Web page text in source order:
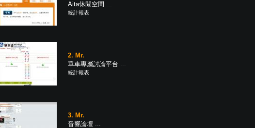
Aita休閒空間 ...
統計報表
2. Mr.
單車專屬討論平台 ...
統計報表
3. Mr.
音響論壇 ...